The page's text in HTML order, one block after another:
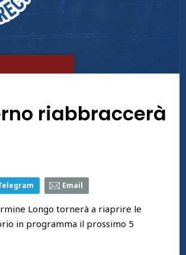
riabbraccerà
Email
Longo tornerà a riaprire le
in programma il prossimo 5